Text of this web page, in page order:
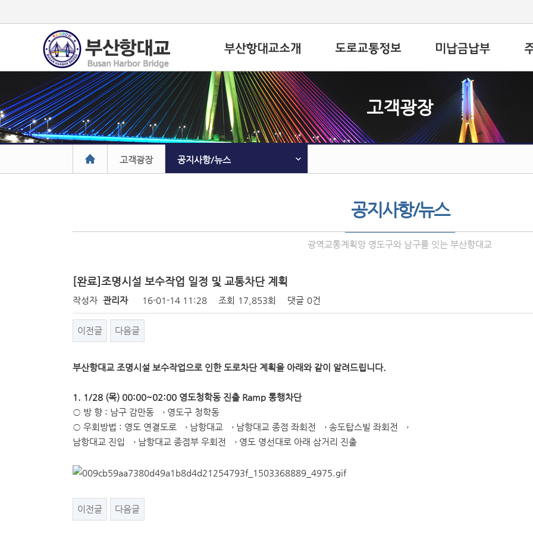
고객광장
고객광장 공지사항/뉴스
공지사항/뉴스
광역교통계획망 영도구와 남구를 잇는 부산항대교
[완료]조명시설 보수작업 일정 및 교통차단 계획
작성자 관리자 16-01-14 11:28 조회 17,853회 댓글 0건
이전글 다음글
부산항대교 조명시설 보수작업으로 인한 도로차단 계획을 아래와 같이 알려드립니다.
1. 1/28 (목) 00:00~02:00 영도청학동 진출 Ramp 통행차단
○ 방 향 : 남구 감만동 → 영도구 청학동
○ 우회방법 : 영도 연결도로 → 남항대교 → 남항대교 종점 좌회전 → 송도탑스빌 좌회전 →
남항대교 진입 → 남항대교 종점부 우회전 → 영도 영선대로 아래 삼거리 진출
이전글 다음글